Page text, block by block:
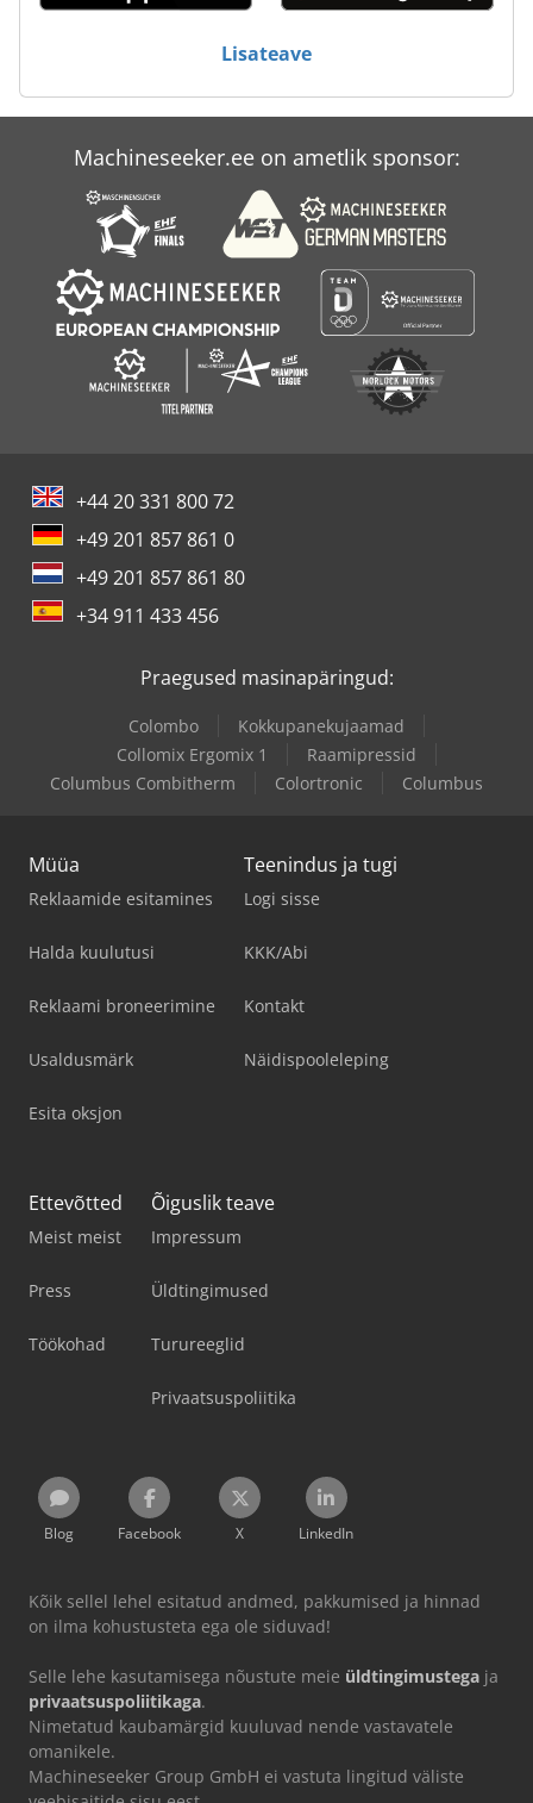
Techkon
Traenklein
Lisateave
Machineseeker.ee on ametlik sponsor:
+44 20 331 800 72
+49 201 857 861 0
+49 201 857 861 80
+34 911 433 456
Praegused masinapäringud:
Colombo
Kokkupanekujaamad
Collomix Ergomix 1
Raamipressid
Columbus Combitherm
Colortronic Columbus
Müüa
Reklaamide esitamines
Halda kuulutusi
Reklaami broneerimine
Usaldusmärk
Esita oksjon
Teenindus ja tugi
Logi sisse
KKK/Abi
Kontakt
Näidispooleleping
Ettevõtted
Meist meist
Press
Töökohad
Õiguslik teave
Impressum
Üldtingimused
Turureeglid
Privaatsuspoliitika
Blog Facebook X LinkedIn
Kõik sellel lehel esitatud andmed, pakkumised ja hinnad
on ilma kohustusteta ega ole siduvad!
Selle lehe kasutamisega nõustute meie üldtingimustega ja
privaatsuspoliitikaga.
Nimetatud kaubamärgid kuuluvad nende vastavatele
omanikele.
Machineseeker Group GmbH ei vastuta lingitud väliste